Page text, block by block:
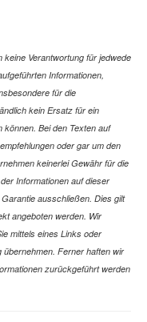
Verantwortung für jedwede
Informationen,
für die
kein Ersatz für ein
Bei den Texten auf
oder gar um den
keinerlei Gewähr für die
Informationen auf dieser
ausschließen. Dies gilt
angeboten werden. Wir
mittels eines Links oder
Ferner haften wir
zurückgeführt werden